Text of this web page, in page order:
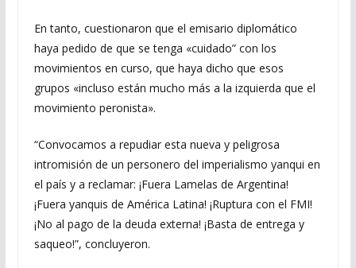
En tanto, cuestionaron que el emisario diplomático
haya pedido de que se tenga «cuidado” con los
movimientos en curso, que haya dicho que esos
grupos «incluso están mucho más a la izquierda que el
movimiento peronista».
“Convocamos a repudiar esta nueva y peligrosa
intromisión de un personero del imperialismo yanqui en
el país y a reclamar: ¡Fuera Lamelas de Argentina!
¡Fuera yanquis de América Latina! ¡Ruptura con el FMI!
¡No al pago de la deuda externa! ¡Basta de entrega y
saqueo!”, concluyeron.